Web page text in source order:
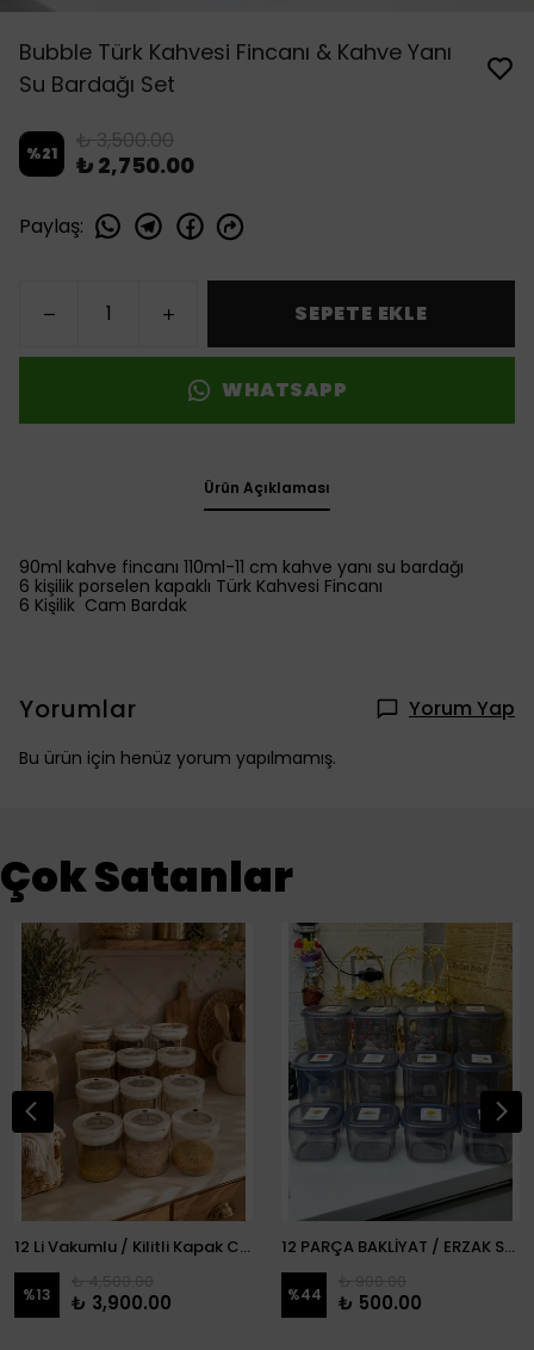
Bubble Türk Kahvesi Fincanı & Kahve Yanı
Su Bardağı Set
%21 ₺ 3,500.00
₺ 2,750.00
Paylaş:
SEPETE EKLE
WHATSAPP
Ürün Açıklaması
90ml kahve fincanı 110ml-11 cm kahve yanı su bardağı
6 kişilik porselen kapaklı Türk Kahvesi Fincanı
6 Kişilik Cam Bardak
Yorumlar Yorum Yap
Bu ürün için henüz yorum yapılmamış.
Çok Satanlar
12 Li Vakumlu / Kilitli Kapak Cam Erzak Kabı / Kavanoz
%13 ₺ 3,900.00
12 PARÇA BAKLİYAT / ERZAK SETİ
%44 ₺ 500.00